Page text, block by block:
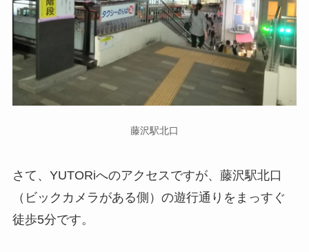
藤沢駅北口
さて、YUTORiへのアクセスですが、藤沢駅北口
（ビックカメラがある側）の遊行通りをまっすぐ
徒歩5分です。